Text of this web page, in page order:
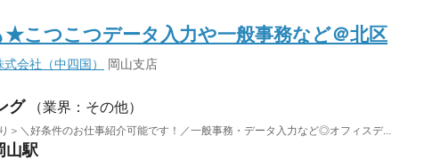
★こつこつデータ入力や一般事務など＠北区
会社（中四国） 岡山支店
グ （業界：その他）
＞＼好条件のお仕事紹介可能です！／一般事務・データ入力など◎オフィスデ...
山駅